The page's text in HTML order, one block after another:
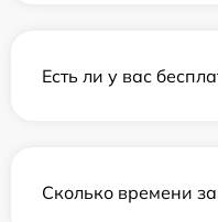
Есть ли у вас
Сколько времени